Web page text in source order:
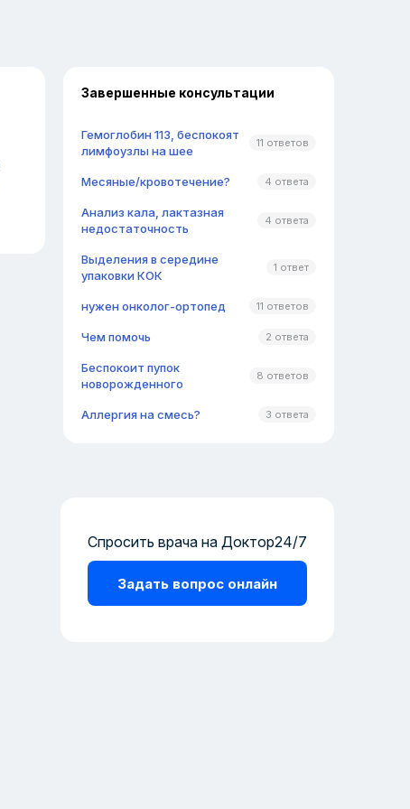
Завершенные консультации
Гемоглобин 113, беспокоят
лимфоузлы на шее
11 ответов
Месяные/кровотечение? 4 ответа
Анализ кала, лактазная
недостаточность
4 ответа
Выделения в середине
упаковки КОК
1 ответ
нужен онколог-ортопед 11 ответов
Чем помочь 2 ответа
Беспокоит пупок
новорожденного
8 ответов
Аллергия на смесь? 3 ответа
Спросить врача на Доктор24/7
Задать вопрос онлайн